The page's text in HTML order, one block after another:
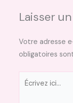
Laisser
Votre adresse
obligatoires
Écrivez